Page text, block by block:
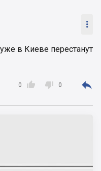

в Киеве перестанут

0  0 